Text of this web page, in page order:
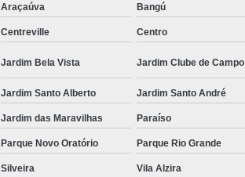
Araçaúva
Bangú
Centreville Centro
Jardim Bela Vista Jardim Clube de Campo
Jardim Santo Alberto Jardim Santo André
Jardim das Maravilhas Paraíso
Parque Novo Oratório Parque Rio Grande
Silveira Vila Alzira